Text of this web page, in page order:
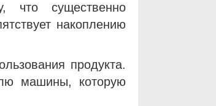
что существенно
накоплению
продукта.
машины, которую